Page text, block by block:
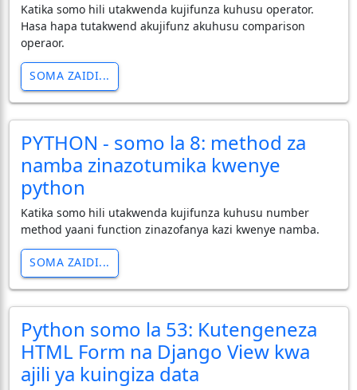
Katika somo hili utakwenda kujifunza kuhusu operator.
Hasa hapa tutakwend akujifunz akuhusu comparison
operaor.
SOMA ZAIDI...
PYTHON - somo la 8: method za
namba zinazotumika kwenye
python
Katika somo hili utakwenda kujifunza kuhusu number
method yaani function zinazofanya kazi kwenye namba.
SOMA ZAIDI...
Python somo la 53: Kutengeneza
HTML Form na Django View kwa
ajili ya kuingiza data